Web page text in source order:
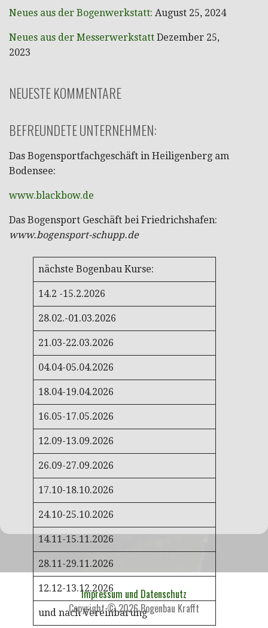
Neues aus der Bogenwerkstatt: August 25, 2024
Neues aus der Messerwerkstatt Dezember 25,
2023
NEUESTE KOMMENTARE
BEFREUNDETE UNTERNEHMEN:
Das Bogensportfachgeschäft in Heiligenberg am
Bodensee:
www.blackbow.de
Das Bogensport Geschäft bei Friedrichshafen:
www.bogensport-schupp.de
nächste Bogenbau Kurse:
14.2 -15.2.2026
28.02.-01.03.2026
21.03-22.03.2026
04.04-05.04.2026
18.04-19.04.2026
16.05-17.05.2026
12.09-13.09.2026
26.09-27.09.2026
17.10-18.10.2026
24.10-25.10.2026
14.11-15.11.2026
28.11-29.11.2026
12.12-13.12.2026
und nach Vereinbarung
Impressum und Datenschutz
Copyright © 2026 Bogenbau Krafft